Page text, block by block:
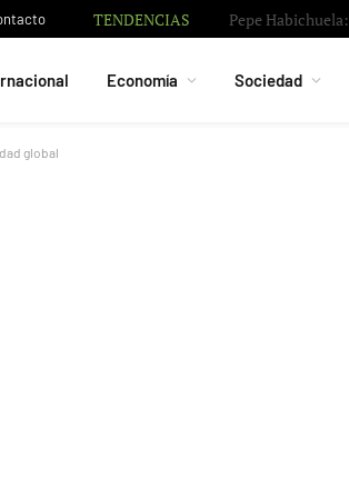
TENDENCIAS Pepe
Economía Sociedad
global